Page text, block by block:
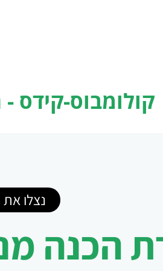
קולומבוס-קידס
נצלו
הכנה